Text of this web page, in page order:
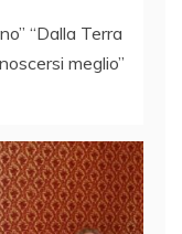
“Dalla Terra
meglio”